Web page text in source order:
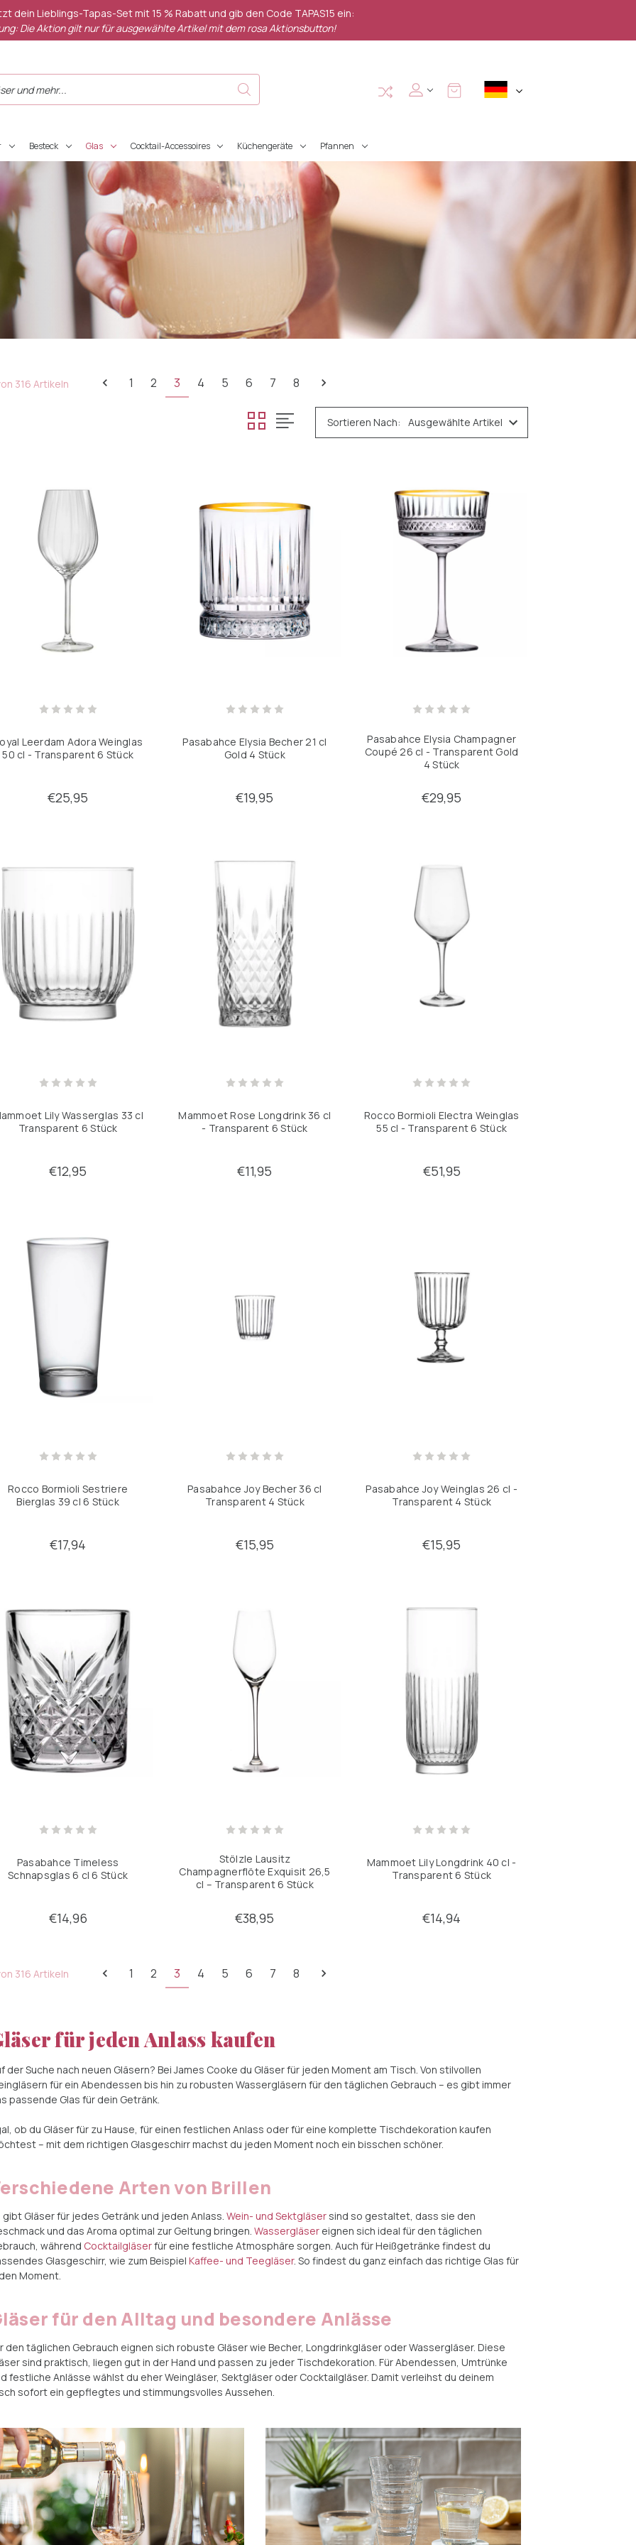
dein Lieblings-Tapas-Set mit 15 % Rabatt und gib den Code TAPAS15 ein:
Die Aktion gilt nur für ausgewählte Artikel mit dem rosa Aktionsbutton!
Besteck Glas Cocktail-Accessoires Küchengeräte Pfannen
316 Artikeln 1 2 3 4 5 6 7 8
Sortieren Nach:
Leerdam Adora Weinglas
50 cl - Transparent 6 Stück
€25,95
Pasabahce Elysia Becher 21 cl
Gold 4 Stück
€19,95
Pasabahce Elysia Champagner
Coupé 26 cl - Transparent Gold
4 Stück
€29,95
Lily Wasserglas 33 cl
Transparent 6 Stück
€12,95
Mammoet Rose Longdrink 36 cl
- Transparent 6 Stück
€11,95
Rocco Bormioli Electra Weinglas
55 cl - Transparent 6 Stück
€51,95
Rocco Bormioli Sestriere
Bierglas 39 cl 6 Stück
€17,94
Pasabahce Joy Becher 36 cl
Transparent 4 Stück
€15,95
Pasabahce Joy Weinglas 26 cl -
Transparent 4 Stück
€15,95
Pasabahce Timeless
Schnapsglas 6 cl 6 Stück
€14,96
Stölzle Lausitz
Champagnerflöte Exquisit 26,5
cl – Transparent 6 Stück
€38,95
Mammoet Lily Longdrink 40 cl -
Transparent 6 Stück
€14,94
316 Artikeln 1 2 3 4 5 6 7 8
für jeden Anlass kaufen
der Suche nach neuen Gläsern? Bei James Cooke du Gläser für jeden Moment am Tisch. Von stilvollen
für ein Abendessen bis hin zu robusten Wassergläsern für den täglichen Gebrauch – es gibt immer
passende Glas für dein Getränk.
ob du Gläser für zu Hause, für einen festlichen Anlass oder für eine komplette Tischdekoration kaufen
– mit dem richtigen Glasgeschirr machst du jeden Moment noch ein bisschen schöner.
Arten von Brillen
gibt Gläser für jedes Getränk und jeden Anlass. Wein- und Sektgläsersind so gestaltet, dass sie den
und das Aroma optimal zur Geltung bringen. Wassergläsereignen sich ideal für den täglichen
während Cocktailgläserfür eine festliche Atmosphäre sorgen. Auch für Heißgetränke findest du
Glasgeschirr, wie zum Beispiel Kaffee- und Teegläser. So findest du ganz einfach das richtige Glas für
Moment.
für den Alltag und besondere Anlässe
den täglichen Gebrauch eignen sich robuste Gläser wie Becher, Longdrinkgläser oder Wassergläser. Diese
sind praktisch, liegen gut in der Hand und passen zu jeder Tischdekoration. Für Abendessen, Umtrünke
festliche Anlässe wählst du eher Weingläser, Sektgläser oder Cocktailgläser. Damit verleihst du deinem
sofort ein gepflegtes und stimmungsvolles Aussehen.